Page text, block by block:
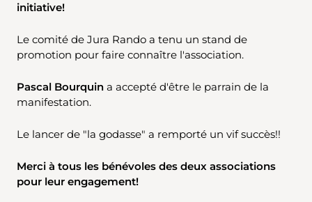
initiative!
Le comité de Jura Rando a tenu un stand de
promotion pour faire connaître l'association.
Pascal Bourquin a accepté d'être le parrain de la
manifestation.
Le lancer de "la godasse" a remporté un vif succès!!
Merci à tous les bénévoles des deux associations
pour leur engagement!